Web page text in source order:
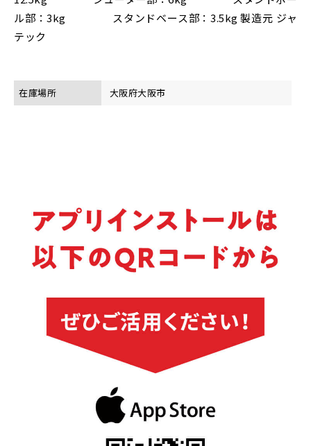
ル部：3kg スタンドベース部：3.5kg 製造元 ジャ
テック
在庫場所 大阪府大阪市